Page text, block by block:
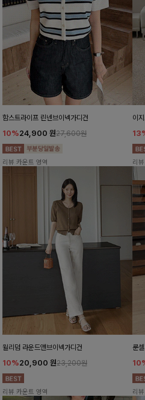
함스트라이프 린넨브이넥가디건
10%24,900 원27,600원
리뷰 카운트 영역
이
리
윌리덤 라운드앤브이넥가디건
10%20,900 원23,200원
리뷰 카운트 영역
룬
리